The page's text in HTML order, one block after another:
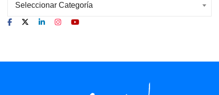
Seleccionar Categoría